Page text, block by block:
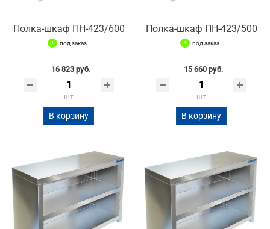
Полка-шкаф ПН-423/600
под заказ
16 823 руб.
шт
В корзину
Полка-шкаф ПН-423/500
под заказ
15 660 руб.
шт
В корзину